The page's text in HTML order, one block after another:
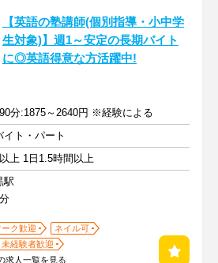
【英語の塾講師(個別指導・小中学
生対象)】週1～安定の長期バイト
に◎英語得意な方活躍中!
分:1875～2640円 ※経験による
イト・パート
上 1日1.5時間以上
駅
ク歓迎
ネイル可
未経験者歓迎
求人一覧を見る